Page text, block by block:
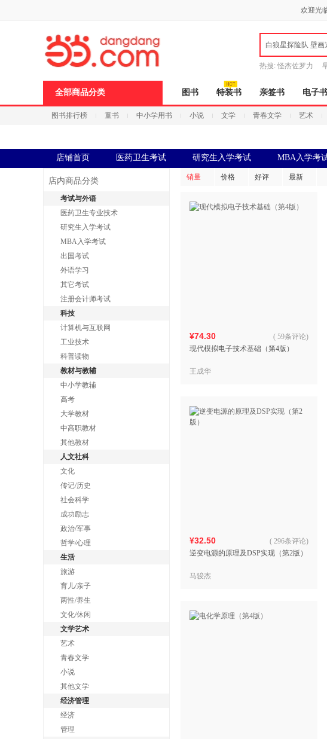
欢迎光
白狼星探险队 壁画
热搜: 怪杰佐罗力
全部商品分类 图书 特装书 亲签书 电子书
图书排行榜 童书 中小学用书 小说 文学 青春文学 艺术
店铺首页 医药卫生考试 研究生入学考试 MBA入学考
店内商品分类
考试与外语
医药卫生专业技术
研究生入学考试
MBA入学考试
出国考试
外语学习
其它考试
注册会计师考试
科技
计算机与互联网
工业技术
科普读物
教材与教辅
中小学教辅
高考
大学教材
中高职教材
其他教材
人文社科
文化
传记/历史
社会科学
成功励志
政治/军事
哲学/心理
生活
旅游
育儿/亲子
两性/养生
文化/休闲
文学艺术
艺术
青春文学
小说
其他文学
经济管理
经济
管理
销量 价格 好评 最新
¥74.30
现代模拟电子技术基础（第4版）
( 59条评论)
王成华
¥32.50
逆变电源的原理及DSP实现（第2版）
( 296条评论)
马骏杰
页
浪